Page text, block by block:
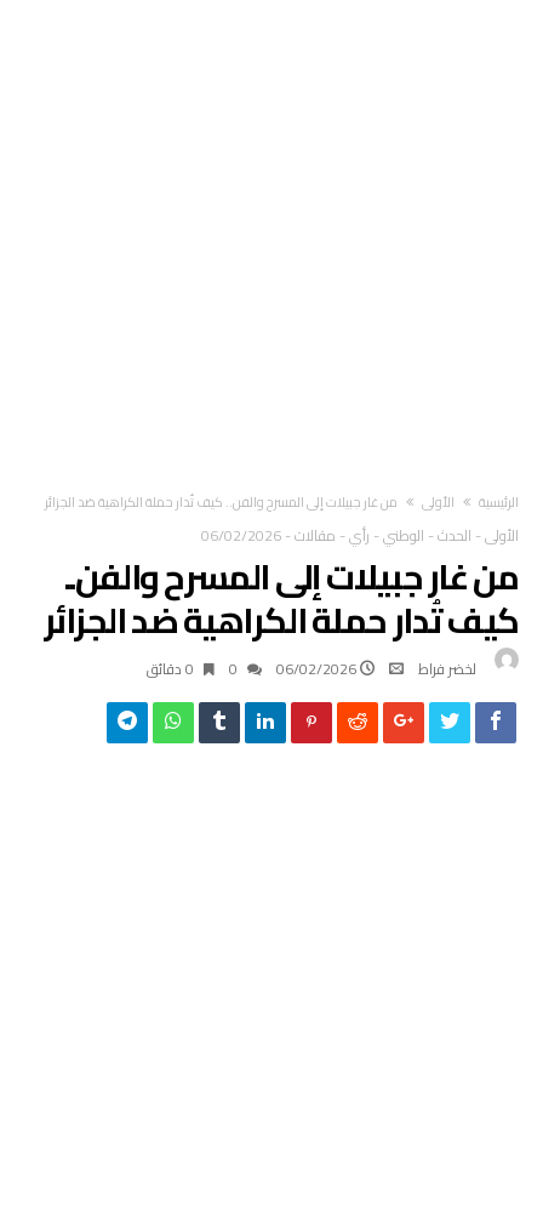
‫الرئيسية‬ الأولى من غار جبيلات إلى المسرح والفن.. كيف تُدار حملة الكراهية ضد الجزائر
الأولى- الحدث- الوطني- رأي- مقالات-
06/02/2026
من غار جبيلات إلى المسرح والفن..
كيف تُدار حملة الكراهية ضد الجزائر
لخضر فراط 06/02/2026 0 ‫دقائق‬